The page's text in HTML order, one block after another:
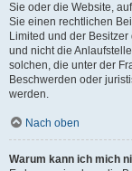
Sie oder die Website,
Sie einen rechtlichen
Limited und der
und nicht die
solchen, die unter der
Beschwerden oder
werden.
Nach oben
Warum kann ich mich